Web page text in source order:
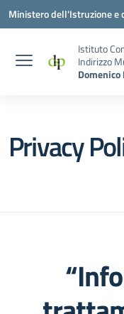
Vai ai contenuti
Vai al menu di navigazione
Vai al footer
Ministero dell'Istruzione e
Istituto
Indirizzo
Privacy